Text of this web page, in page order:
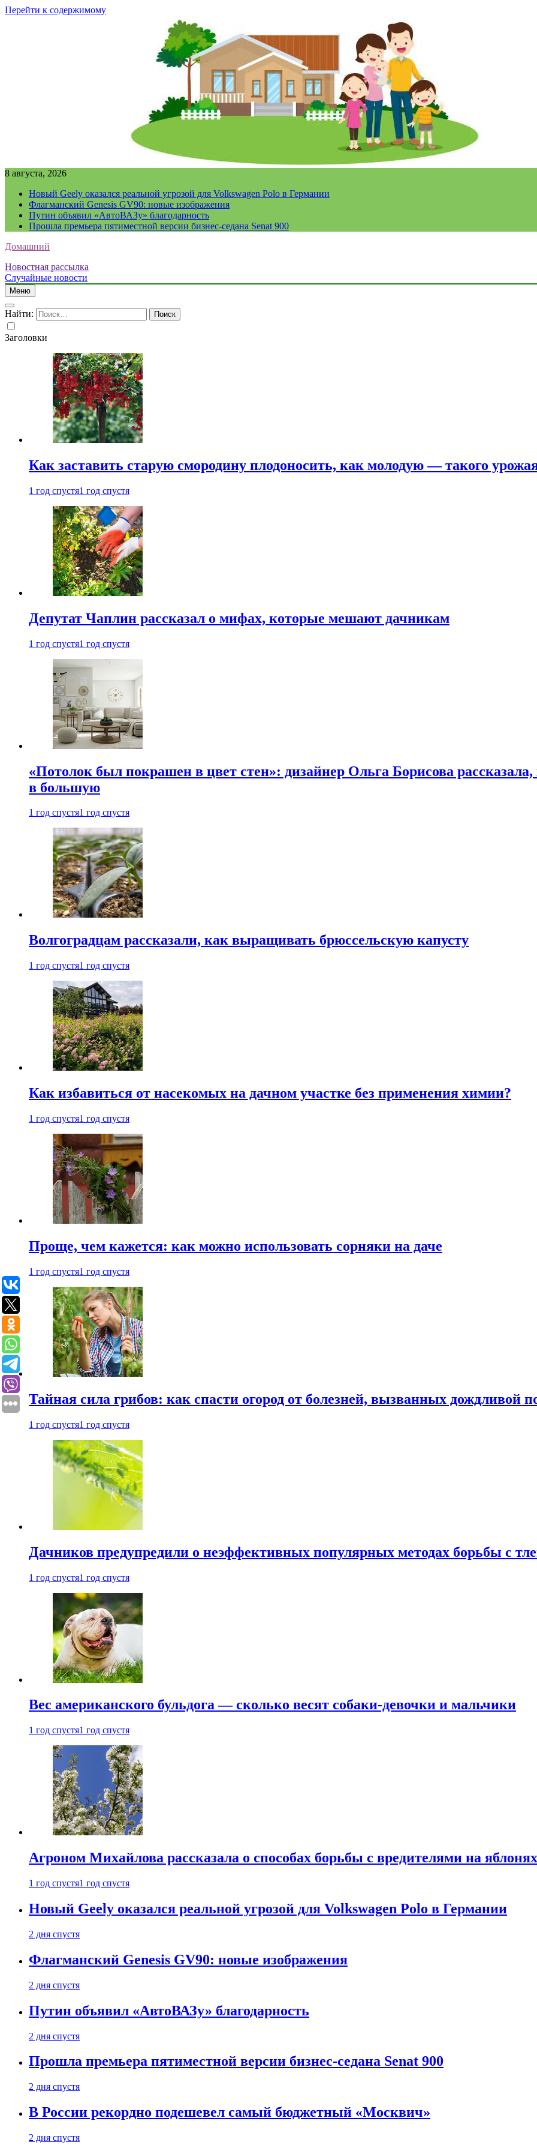
Перейти к содержимому
8 августа, 2026
Новый Geely оказался реальной угрозой для Volkswagen Polo в Германии
Флагманский Genesis GV90: новые изображения
Путин объявил «АвтоВАЗу» благодарность
Прошла премьера пятиместной версии бизнес-седана Senat 900
Домашний
Новостная рассылка
Случайные новости
Меню
Найти:
Заголовки
Как заставить старую смородину плодоносить, как молодую — такого
1 год спустя1 год спустя
Депутат Чаплин рассказал о мифах, которые мешают дачникам
1 год спустя1 год спустя
«Потолок был покрашен в цвет стен»: дизайнер Ольга Борисова
в большую
1 год спустя1 год спустя
Волгоградцам рассказали, как выращивать брюссельскую капусту
1 год спустя1 год спустя
Как избавиться от насекомых на дачном участке без применения химии?
1 год спустя1 год спустя
Проще, чем кажется: как можно использовать сорняки на даче
1 год спустя1 год спустя
Тайная сила грибов: как спасти огород от болезней, вызванных дождливой
1 год спустя1 год спустя
Дачников предупредили о неэффективных популярных методах борьбы с
1 год спустя1 год спустя
Вес американского бульдога — сколько весят собаки-девочки и мальчики
1 год спустя1 год спустя
Агроном Михайлова рассказала о способах борьбы с вредителями на яблонях
1 год спустя1 год спустя
Новый Geely оказался реальной угрозой для Volkswagen Polo в Германии
2 дня спустя
Флагманский Genesis GV90: новые изображения
2 дня спустя
Путин объявил «АвтоВАЗу» благодарность
2 дня спустя
Прошла премьера пятиместной версии бизнес-седана Senat 900
2 дня спустя
В России рекордно подешевел самый бюджетный «Москвич»
2 дня спустя